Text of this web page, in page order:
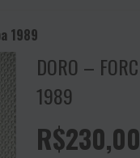
1989
DORO –
1989